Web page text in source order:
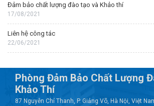
Đảm bảo chất lượng đào tạo và Khảo thí
17/08/2021
Liên hệ công tác
22/06/2021
Phòng Đảm Bảo Chất Lượng
Khảo Thí
87 Nguyễn Chí Thanh, P. Giảng Võ, Hà Nội, Việt